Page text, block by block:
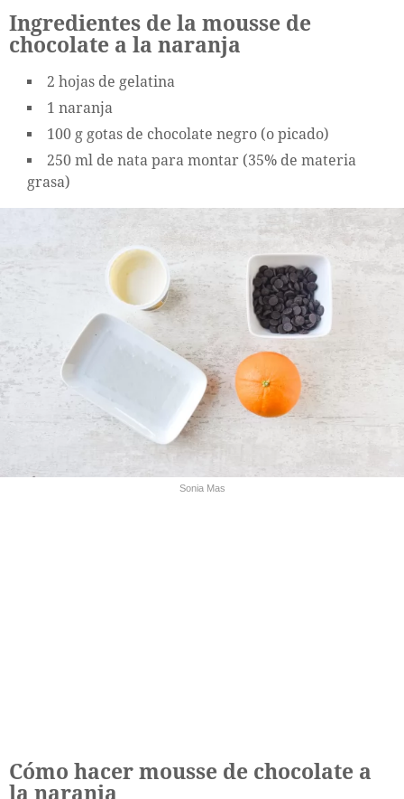
Ingredientes de la mousse de
chocolate a la naranja
2 hojas de gelatina
1 naranja
100 g gotas de chocolate negro (o picado)
250 ml de nata para montar (35% de materia
grasa)
Sonia Mas
Cómo hacer mousse de chocolate a